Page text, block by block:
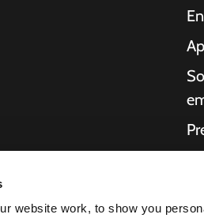
website work, to show you
empresas y
a